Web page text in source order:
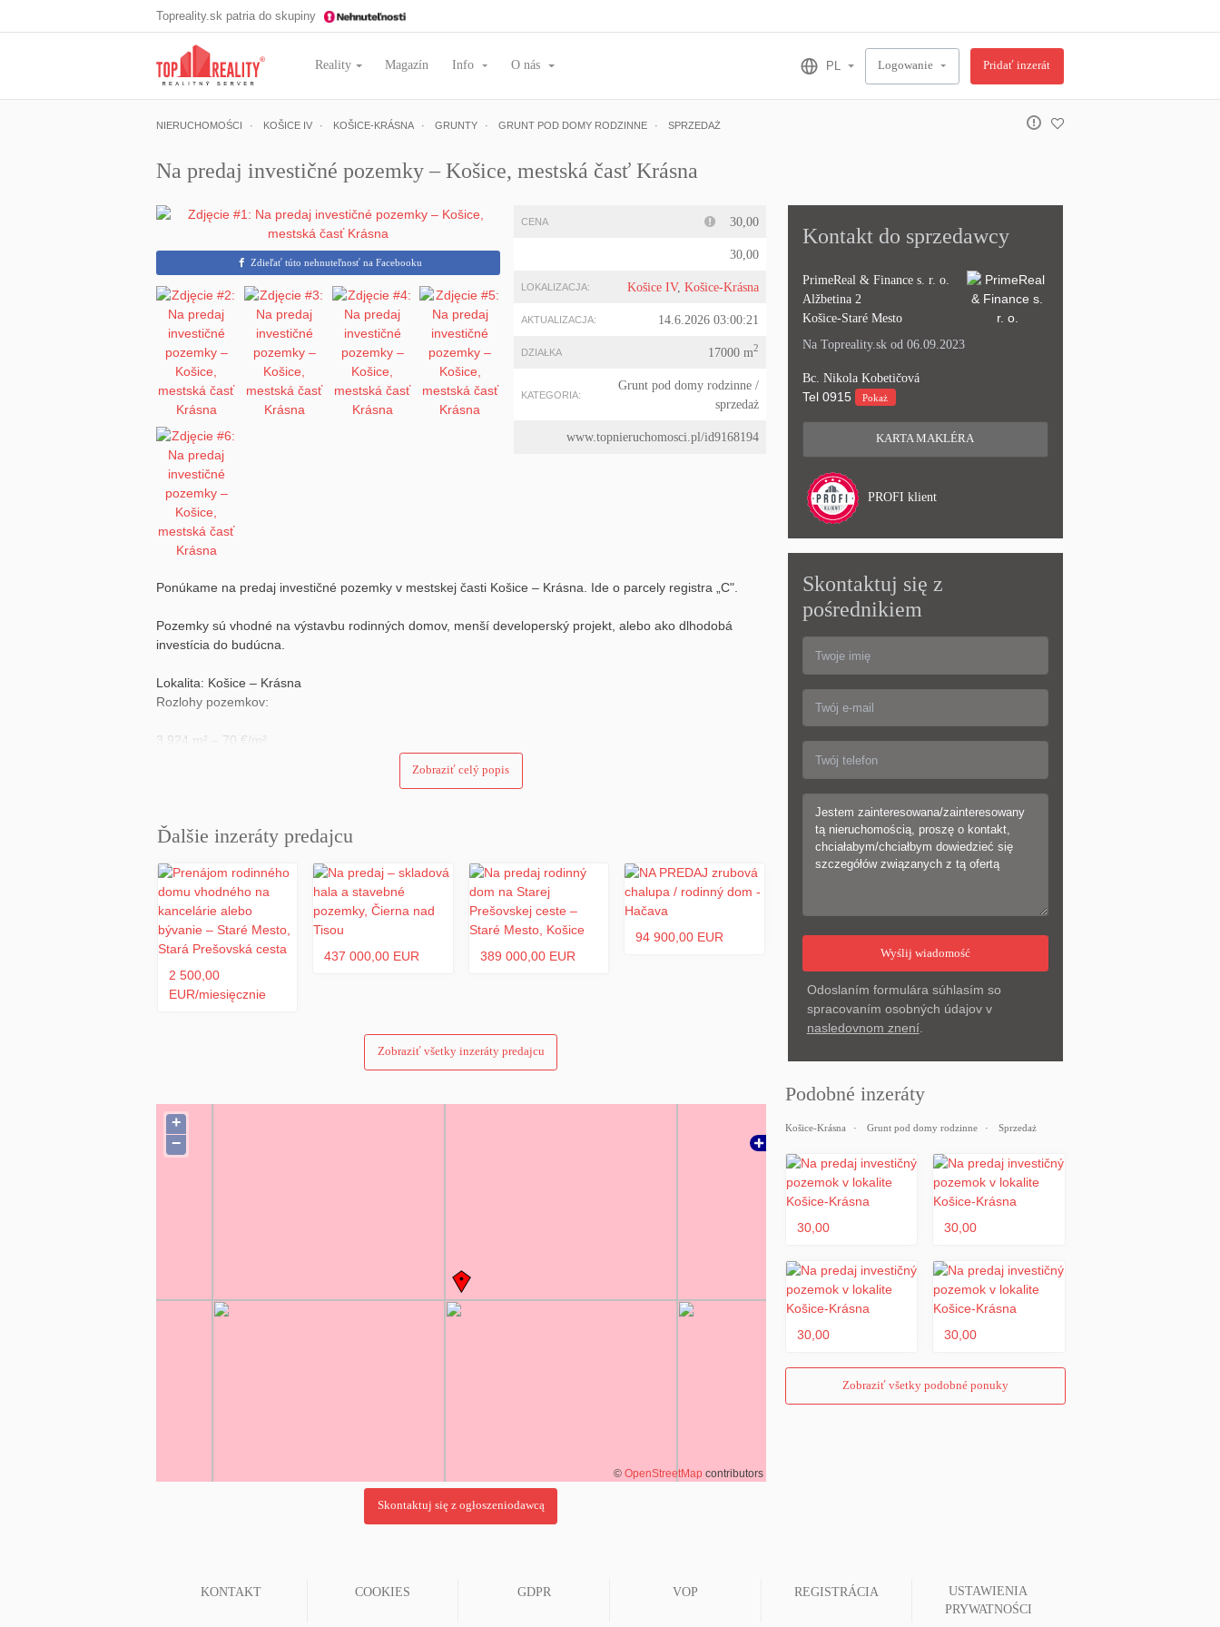
Topreality.sk patria do skupiny
Reality Magazín Info O nás Logowanie Pridať inzerát
NIERUCHOMOŚCI KOŠICE IV KOŠICE-KRÁSNA GRUNTY GRUNT POD DOMY RODZINNE SPRZEDAŻ
Na predaj investičné pozemky – Košice, mestská časť Krásna
Zdieľať túto nehnuteľnosť na Facebooku
CENA 30,00
30,00
LOKALIZACJA: Košice IV, Košice-Krásna
AKTUALIZACJA: 14.6.2026 03:00:21
DZIAŁKA 17000 m2
KATEGORIA:
Grunt pod domy rodzinne/
sprzedaż
www.topnieruchomosci.pl/id9168194
Ponúkame na predaj investičné pozemky v mestskej časti Košice – Krásna. Ide o parcely registra „C".
Pozemky sú vhodné na výstavbu rodinných domov, menší developerský projekt, alebo ako dlhodobá
investícia do budúcna.
Lokalita: Košice – Krásna
Rozlohy pozemkov:
3 924 m² – 70 €/m²
105 m² – 30 €/m²
3 521,1 m² – 30 €/m²
Parcely registra „C
Pokojná lokalita s rastúcou hodnotou.
Ideálne pre developerov aj súkromných investorov.
Zobraziť celý popis
Ďalšie inzeráty predajcu
2 500,00
EUR/miesięcznie
437 000,00 EUR 389 000,00 EUR
94 900,00 EUR
Zobraziť všetky inzeráty predajcu
+
−
© OpenStreetMap contributors
Kontakt do sprzedawcy
PrimeReal & Finance s. r. o.
Alžbetina 2
Košice-Staré Mesto
Na Topreality.sk od 06.09.2023
Bc. Nikola Kobetičová
Tel0915 Pokaż
KARTA MAKLÉRA
PROFI klient
Skontaktuj się z
pośrednikiem
Odoslaním formulára súhlasím so
spracovaním osobných údajov v
nasledovnom znení.
Podobné inzeráty
Košice-Krásna Grunt pod domy rodzinne Sprzedaż
30,00 30,00
30,00 30,00
Zobraziť všetky podobné ponuky
KONTAKT COOKIES GDPR VOP REGISTRÁCIA
USTAWIENIA
PRYWATNOŚCI